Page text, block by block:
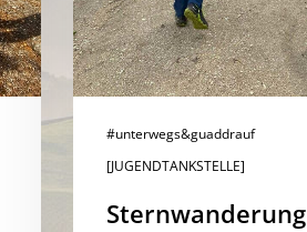
#unterwegs&guaddrauf
[JUGENDTANKSTELLE]
Sternwanderung